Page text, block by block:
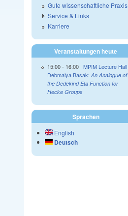
Gute wissenschaftliche Praxis
Service & Links
Karriere
Veranstaltungen heute
15:00- 16:00 MPIM Lecture Hall
Debmalya Basak: An Analogue of
the Dedekind Eta Function for
Hecke Groups
Sprachen
English
Deutsch